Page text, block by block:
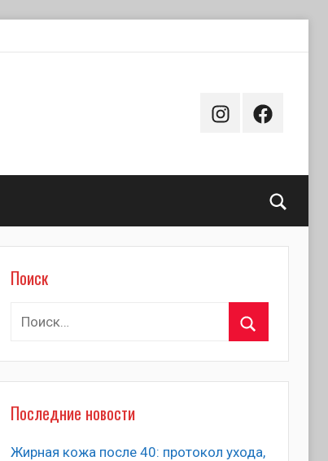
InstagramFacebook
Поиск
Найти:
Последние новости
Жирная кожа после 40: протокол ухода,